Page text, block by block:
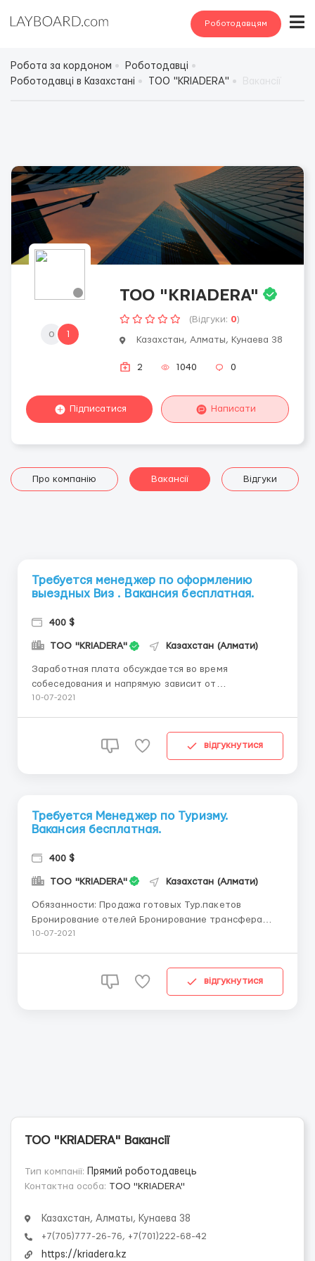
Роботодавцям
Робота за кордоном
Роботодавці
Роботодавці в Казахстані
TOO "KRIADERA"
о 1
TOO "KRIADERA"
(Відгуки: 0)
Казахстан, Алматы, Кунаева 38
2 1040 0
Підписатися Написати
Про компанію Вакансії Відгуки
Требуется менеджер по оформлению
выездных Виз . Вакансия бесплатная.
400 $
TOO "KRIADERA" Казахстан (Алмати)
Заработная плата обсуждается во время
собеседования и напрямую зависит от
компетентности претендента на данную
Запись на прием, регистрация в консульские учр...
10-07-2021
відгукнутися
Требуется Менеджер по Туризму.
Вакансия бесплатная.
400 $
TOO "KRIADERA" Казахстан (Алмати)
Обязанности: Продажа готовых Тур.пакетов
Бронирование отелей Бронирование трансфера
Бронирование авиабилетов Оформление виз
круизных туров Оформление страхового полиса
10-07-2021
відгукнутися
TOO "KRIADERA" Вакансії
Тип компанії:
Прямий роботодавець
Контактна особа: TOO "KRIADERA"
Казахстан, Алматы, Кунаева 38
+7(705)777-26-76, +7(701)222-68-42
https://kriadera.kz